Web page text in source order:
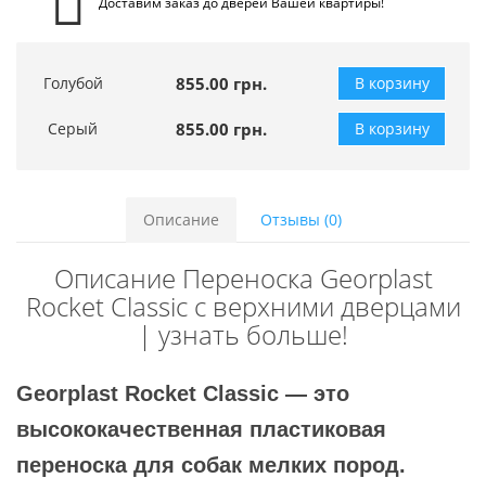
Голубой 855.00 грн. В корзину
Серый 855.00 грн. В корзину
Описание Отзывы (0)
Описание Переноска Georplast
Rocket Classic с верхними дверцами
| узнать больше!
Georplast Rocket Classic — это
высококачественная пластиковая
переноска для собак мелких пород.